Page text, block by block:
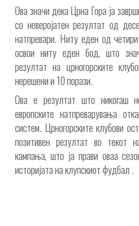
Ова значи дека Црна Гора ја
со неверојатен резултат од
натпревари. Ниту еден од
освои ниту еден бод, што
резултат на црногорските
нерешени и 10 порази.
Ова е резултат што никогаш
европските натпреварувања
систем. Црногорските клубови
позитивен резултат во текот
кампања, што ја прави оваа
историјата на клупскиот фудбал .